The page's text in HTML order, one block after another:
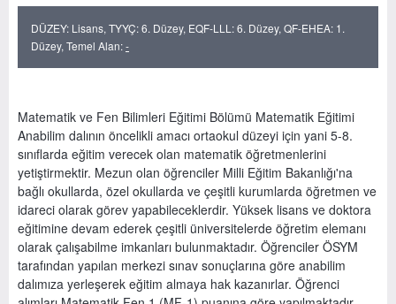
DÜZEY: Lisans, TYYÇ: 6. Düzey, EQF-LLL: 6. Düzey, QF-EHEA: 1.
Düzey, Temel Alan:-
Matematik ve Fen Bilimleri Eğitimi Bölümü Matematik Eğitimi
Anabilim dalının öncelikli amacı ortaokul düzeyi için yani 5-8.
sınıflarda eğitim verecek olan matematik öğretmenlerini
yetiştirmektir. Mezun olan öğrenciler Milli Eğitim Bakanlığı'na
bağlı okullarda, özel okullarda ve çeşitli kurumlarda öğretmen ve
idareci olarak görev yapabileceklerdir. Yüksek lisans ve doktora
eğitimine devam ederek çeşitli üniversitelerde öğretim elemanı
olarak çalışabilme imkanları bulunmaktadır. Öğrenciler ÖSYM
tarafından yapılan merkezi sınav sonuçlarına göre anabilim
dalımıza yerleşerek eğitim almaya hak kazanırlar. Öğrenci